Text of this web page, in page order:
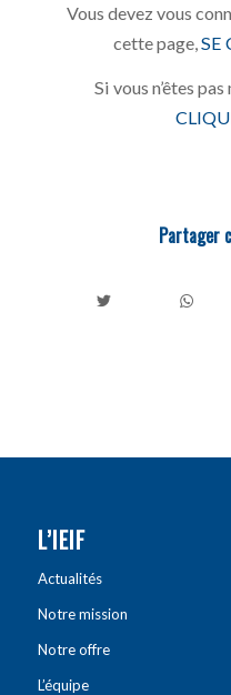
Vous devez vous
cette page, SE
Si vous n’êtes
Partager
L’IEIF
Actualités
Notre mission
Notre offre
L’équipe